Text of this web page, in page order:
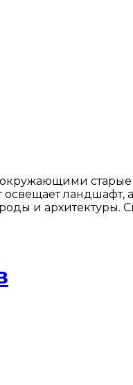
ландшафт,
и архитектуры.